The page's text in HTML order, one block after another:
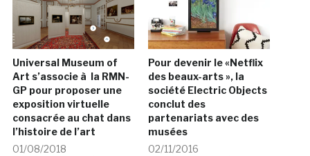
Universal Museum of
Art s’associe à la RMN-
GP pour proposer une
exposition virtuelle
consacrée au chat dans
l’histoire de l’art
01/08/2018
Pour devenir le «Netflix
des beaux-arts », la
société Electric Objects
conclut des
partenariats avec des
musées
02/11/2016